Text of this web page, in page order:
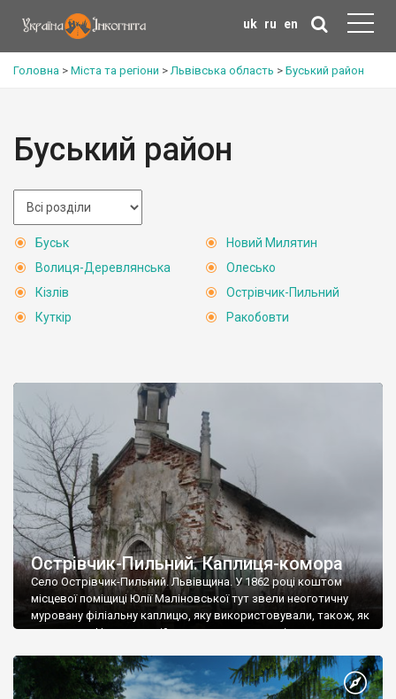
uk ru en
Головна > Міста та регіони >Львівська область > Буський район
Буський район
Буськ
Волиця-Деревлянська
Кізлів
Куткір
Новий Милятин
Олесько
Острівчик-Пильний
Ракобовти
Острівчик-Пильний. Каплиця-комора
Село Острівчик-Пильний. Львівщина. У 1862 році коштом
місцевої поміщиці Юлії Маліновської тут звели неоготичну
муровану філіальну каплицю, яку використовували, також, як
усипальню. Напевне в ній ховали представників роду
колгоспною коморою і зберігали у ній усякий мотолох. Нині
чудова будівля стоїть пусткою на території